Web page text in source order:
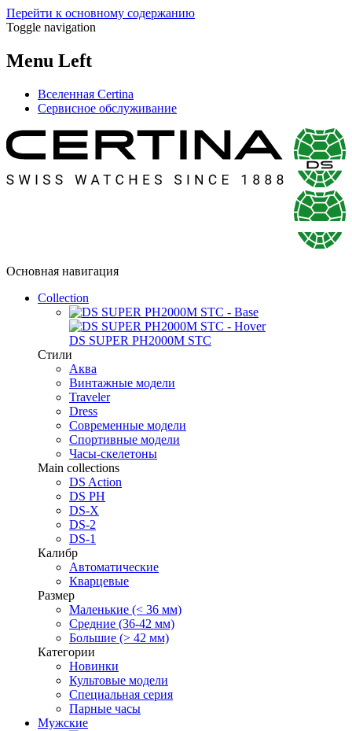
Перейти к основному содержанию
Toggle navigation
Menu Left
Вселенная Certina
Сервисное обслуживание
Основная навигация
Collection
DS SUPER PH2000M STC
Стили
Аква
Винтажные модели
Traveler
Dress
Современные модели
Спортивные модели
Часы-скелетоны
Main collections
DS Action
DS PH
DS-X
DS-2
DS-1
Калибр
Автоматические
Кварцевые
Размер
Маленькие (< 36 мм)
Средние (36-42 мм)
Большие (> 42 мм)
Категории
Новинки
Культовые модели
Специальная серия
Парные часы
Мужские